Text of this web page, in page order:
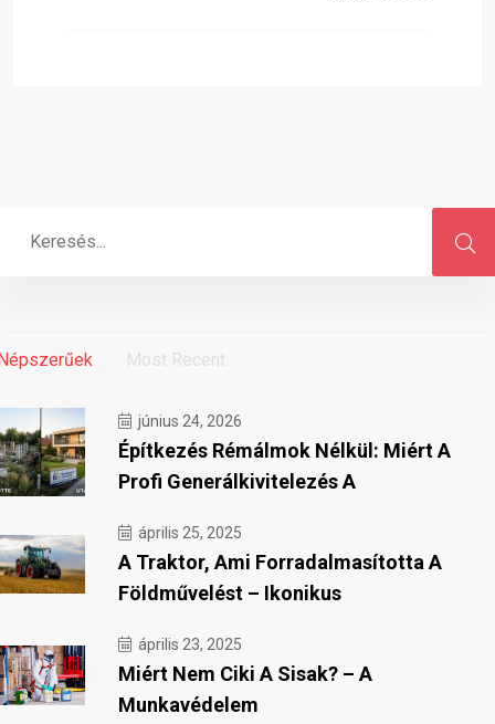
Most Recent
június 24, 2026
Építkezés Rémálmok Nélkül: Miért A
Profi Generálkivitelezés A
április 25, 2025
A Traktor, Ami Forradalmasította A
Földművelést – Ikonikus
április 23, 2025
Miért Nem Ciki A Sisak? – A
Munkavédelem